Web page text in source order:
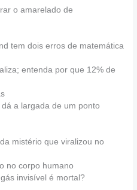
o amarelado de
tem dois erros de matemática
entenda por que 12% de
a largada de um ponto
mistério que viralizou no
no corpo humano
invisível é mortal?